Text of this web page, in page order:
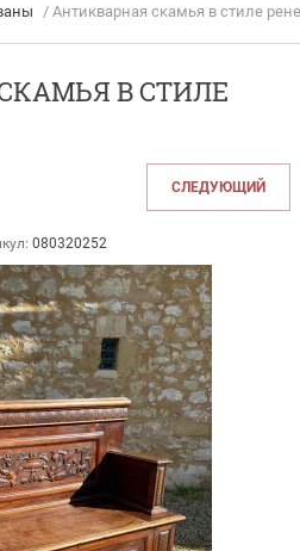
/ Антикварная скамья в стиле
В СТИЛЕ
СЛЕДУЮЩИЙ
080320252